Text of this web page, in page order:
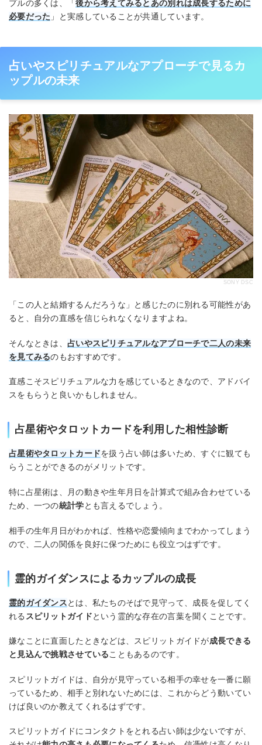
プルの多くは、「後から考えてみるとあの別れは成長するために
必要だった 」と実感していることが共通しています。
占いやスピリチュアルなアプローチで見るカ
ップルの未来
SONY DSC
「この人と結婚するんだろうな」と感じたのに別れる可能性があ
ると、自分の直感を信じられなくなりますよね。
そんなときは、 占いやスピリチュアルなアプローチで二人の未来
を見てみるのもおすすめです。
直感こそスピリチュアルな力を感じているときなので、アドバイ
スをもらうと良いかもしれません。
占星術やタロットカードを利用した相性診断
占星術やタロットカードを扱う占い師は多いため、すぐに観ても
らうことができるのがメリットです。
特に占星術は、月の動きや生年月日を計算式で組み合わせている
ため、一つの統計学とも言えるでしょう。
相手の生年月日がわかれば、性格や恋愛傾向までわかってしまう
ので、二人の関係を良好に保つためにも役立つはずです。
霊的ガイダンスによるカップルの成長
霊的ガイダンスとは、私たちのそばで見守って、成長を促してく
れる スピリットガイドという霊的な存在の言葉を聞くことです。
嫌なことに直面したときなどは、スピリットガイドが成長できる
と見込んで挑戦させていることもあるのです。
スピリットガイドは、自分が見守っている相手の幸せを一番に願
っているため、相手と別れないためには、これからどう動いてい
けば良いのか教えてくれるはずです。
スピリットガイドにコンタクトをとれる占い師は少ないですが、